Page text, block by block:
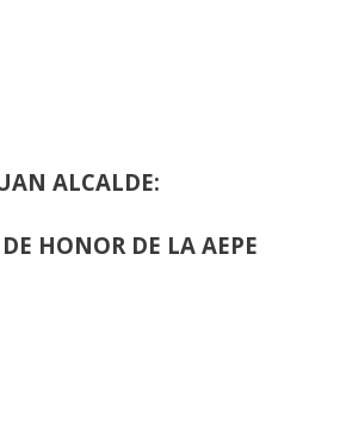
ALCALDE:
HONOR DE LA AEPE